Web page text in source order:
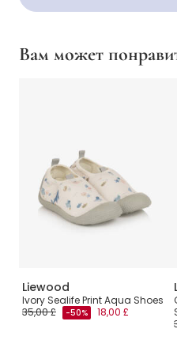
Вам может
Liewood
Ivory Sealife Print Aqua Shoes
35,00 £
-50% 18,00 £